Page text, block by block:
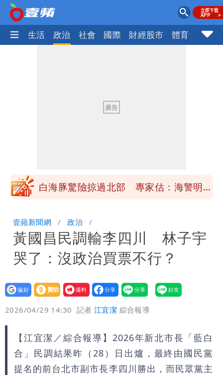
尚 生活 政治 社會 國際 財經股市 體育 壹蘋
「終於能交代」 捐500萬獎學金延續愛
白海豚颱風逼近！鄭明典示警「恐遇黑潮
砸重金再買一整桌卡盒
白海豚驚險掠過北部 專家估：海警明發
「終於能交代」 捐500萬獎學金延續愛
白海豚颱風逼近！鄭明典示警「恐遇黑潮
變強」 路徑分歧藏警訊：不利強度維持
壹蘋新聞網 政治
黃國昌民調輸李四川 林子宇
哭了：沒政治買票不行？
設為
贊助
我要
爆料
2026/04/29 14:30 記者江宜潔 綜合報導
【江宜潔／綜合報導】2026年新北市長「藍白
合」民調結果昨（28）日出爐，最終由國民黨
提名的前台北市副市長李四川勝出，而民眾黨主